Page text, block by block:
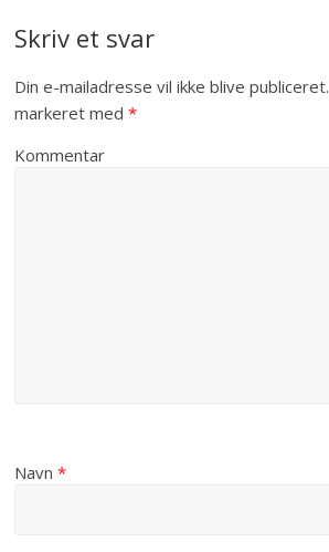
Skriv et svar
Din e-mailadresse vil ikke blive publiceret.
markeret med*
Kommentar
Navn*